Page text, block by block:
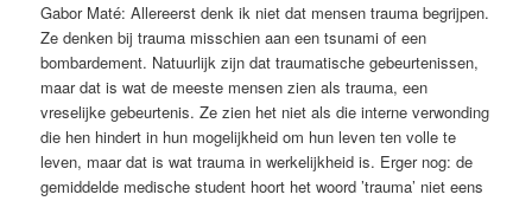
Gabor Maté: Allereerst denk ik niet dat mensen trauma begrijpen.
Ze denken bij trauma misschien aan een tsunami of een
bombardement. Natuurlijk zijn dat traumatische gebeurtenissen,
maar dat is wat de meeste mensen zien als trauma, een
vreselijke gebeurtenis. Ze zien het niet als die interne verwonding
die hen hindert in hun mogelijkheid om hun leven ten volle te
leven, maar dat is wat trauma in werkelijkheid is. Erger nog: de
gemiddelde medische student hoort het woord ’trauma’ niet eens